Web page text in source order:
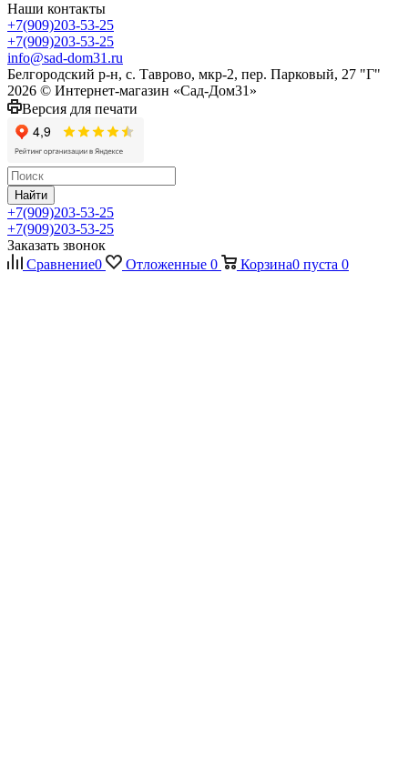
Наши контакты
+7(909)203-53-25
+7(909)203-53-25
info@sad-dom31.ru
Белгородский р-н, с. Таврово, мкр-2, пер. Парковый, 27 "Г"
2026 © Интернет-магазин «Сад-Дом31»
Версия для печати
Найти
+7(909)203-53-25
+7(909)203-53-25
Заказать звонок
Сравнение0 Отложенные 0 Корзина0 пуста 0